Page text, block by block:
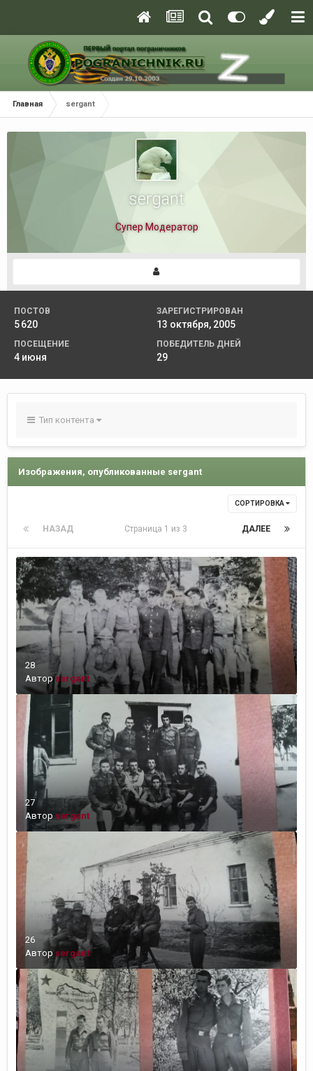
Главная sergant
sergant
Супер Модератор
ПОСТОВ
5 620
ЗАРЕГИСТРИРОВАН
13 октября, 2005
ПОСЕЩЕНИЕ
4 июня
ПОБЕДИТЕЛЬ ДНЕЙ
29
Тип контента
Изображения, опубликованные sergant
СОРТИРОВКА
НАЗАД ДАЛЕЕ
Страница 1 из 3
28
Авторsergant
27
Автор sergant
26
Автор sergant